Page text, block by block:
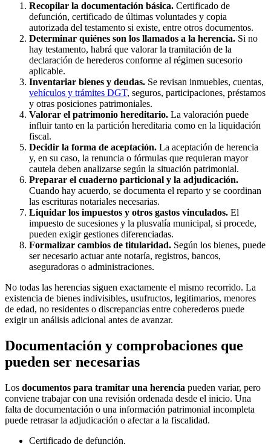
Recopilar la documentación básica. Certificado de
defunción, certificado de últimas voluntades y copia
autorizada del testamento si existe, entre otros documentos.
Determinar quiénes son los llamados a la herencia. Si no
hay testamento, habrá que valorar la tramitación de la
declaración de herederos conforme al régimen sucesorio
aplicable.
Inventariar bienes y deudas. Se revisan inmuebles, cuentas,
vehículos y trámites DGT, seguros, participaciones, préstamos
y otras posiciones patrimoniales.
Valorar el patrimonio hereditario. La valoración puede
influir tanto en la partición hereditaria como en la liquidación
fiscal.
Decidir la forma de aceptación. La aceptación de herencia
y, en su caso, la renuncia o fórmulas que requieran mayor
cautela deben analizarse según la situación patrimonial.
Preparar el cuaderno particional y la adjudicación.
Cuando hay acuerdo, se documenta el reparto y se coordinan
las escrituras notariales necesarias.
Liquidar los impuestos y otros gastos vinculados. El
impuesto de sucesiones y la plusvalía municipal, si procede,
pueden exigir gestiones diferenciadas.
Formalizar cambios de titularidad. Según los bienes, puede
ser necesario actuar ante notaría, registros, bancos,
aseguradoras o administraciones.
No todas las herencias siguen exactamente el mismo recorrido. La
existencia de bienes indivisibles, usufructos, legitimarios, menores
de edad, no residentes o discrepancias entre coherederos puede
exigir un análisis adicional antes de avanzar.
Documentación y comprobaciones que
pueden ser necesarias
Los documentos para tramitar una herencia pueden variar, pero
conviene trabajar con una revisión ordenada desde el inicio. Una
falta de documentación o una información patrimonial incompleta
puede retrasar la adjudicación o afectar a la fiscalidad.
Certificado de defunción.